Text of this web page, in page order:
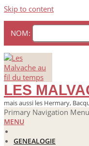
Skip to content
NOM:
LES
mais aussi les Hermary,
Primary Navigation Menu
MENU
GENEALOGIE